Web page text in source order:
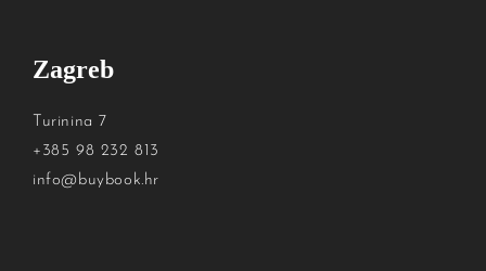
Zagreb
Turinina 7
+385 98 232 813
info@buybook.hr